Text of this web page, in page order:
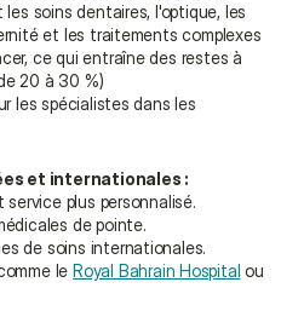
soins dentaires, l'optique, les
et les traitements complexes
ce qui entraîne des restes à
20 à 30 %)
les spécialistes dans les
et internationales :
plus personnalisé.
de pointe.
de soins internationales.
le Royal Bahrain Hospital ou